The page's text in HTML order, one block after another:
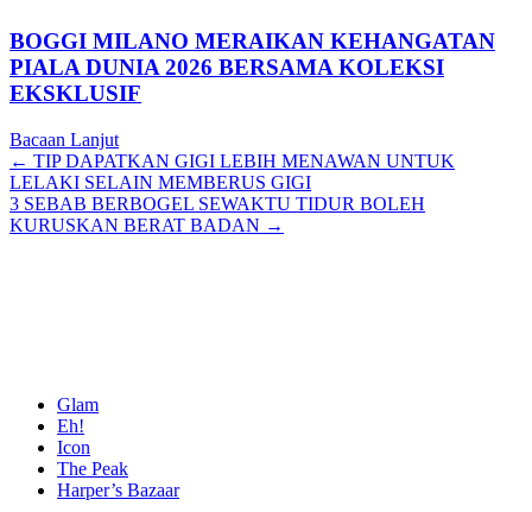
BOGGI MILANO MERAIKAN KEHANGATAN
PIALA DUNIA 2026 BERSAMA KOLEKSI
EKSKLUSIF
Bacaan Lanjut
Posts
navigation
← TIP DAPATKAN GIGI LEBIH MENAWAN UNTUK
LELAKI SELAIN MEMBERUS GIGI
3 SEBAB BERBOGEL SEWAKTU TIDUR BOLEH
KURUSKAN BERAT BADAN →
Glam
Eh!
Icon
The Peak
Harper’s Bazaar